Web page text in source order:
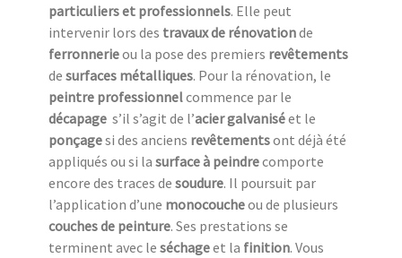
particuliers et professionnels. Elle peut
intervenir lors des travaux de rénovationde
ferronnerieou la pose des premiers revêtements
de surfaces métalliques. Pour la rénovation, le
peintre professionnelcommence par le
décapage s’il s’agit de l’acier galvaniséet le
ponçagesi des anciens revêtementsont déjà été
appliqués ou si la surface à peindrecomporte
encore des traces de soudure. Il poursuit par
l’application d’une monocoucheou de plusieurs
couches de peinture. Ses prestations se
terminent avec le séchageet la finition. Vous